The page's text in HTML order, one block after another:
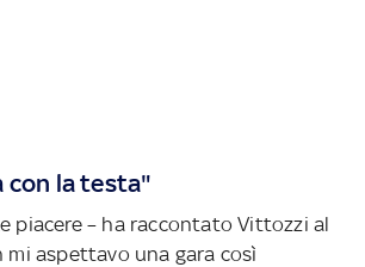
con la testa"
piacere – ha raccontato Vittozzi al
mi aspettavo una gara così